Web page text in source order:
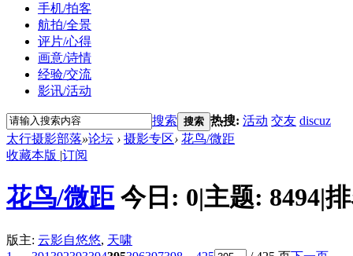
手机/拍客
航拍/全景
评片/心得
画意/诗情
经验/交流
影讯/活动
搜索 搜索 热搜: 活动 交友 discuz
太行摄影部落»论坛 › 摄影专区› 花鸟/微距
收藏本版 |订阅
花鸟/微距 今日: 0|主题: 8494|
版主: 云影自悠悠, 天啸